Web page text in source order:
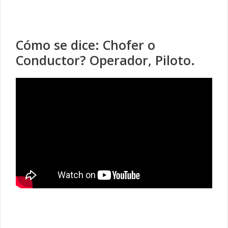
Cómo se dice: Chofer o
Conductor? Operador, Piloto.